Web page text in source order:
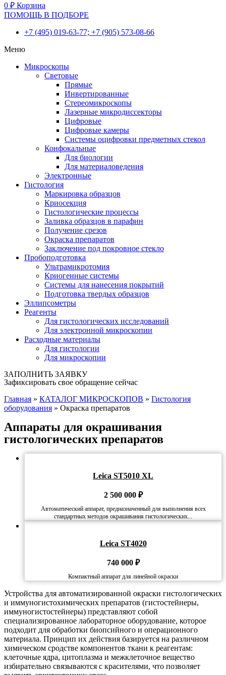
0 ₽ Корзина
ПОМОЩЬ В ПОДБОРЕ
+7 (495) 019-63-77; +7 (905) 573-08-66
Меню
Микроскопы
Световые
Прямые
Инвертированные
Стереомикроскопы
Лазерные микродиссекторы
Цифровые
Цифровые камеры
Системы оцифровки предметных стекол
Конфокальные
Для биологии
Для материаловедения
Электронные
Гистология
Маркировка образцов
Криосекция
Гистологические процессы
Заливка образцов в парафин
Получение срезов
Окраска препаратов
Заключение под покровное стекло
Пробоподготовка
Ультрамикротомия
Криогенные системы
Системы для нанесения покрытий
Подготовка твердых образцов
Эллипсометры
Реагенты
Для гистологических исследований
Для электронной микроскопии
Расходные материалы
Для гистологии
Для микроскопии
ЗАПОЛНИТЬ ЗАЯВКУ
Зафиксировать свое обращение сейчас
Главная » КАТАЛОГ МИКРОСКОПОВ » Гистология
оборудования » Окраска препаратов
Аппараты для окрашивания
гистологических препаратов
Leica ST5010 XL
2 500 000 ₽
Автоматический аппарат, предназначенный для выполнения всех
стандартных методов окрашивания гистологических...
Leica ST4020
740 000 ₽
Компактный аппарат для линейной окраски
Устройства для автоматизированной окраски гистологических
и иммуногистохимических препаратов (гистостейнеры,
иммуногистостейнеры) представляют собой
специализированное лабораторное оборудование, которое
подходит для обработки биопсийного и операционного
материала. Принцип их действия базируется на различном
химическом сродстве компонентов ткани к реагентам:
клеточные ядра, цитоплазма и межклеточное вещество
избирательно связываются с красителями, что позволяет